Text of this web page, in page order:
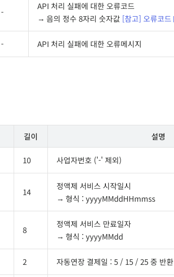
-
API 처리 실패에 대한 오류코드
음의 정수 8자리 숫자값 [참고] 오류코드
- API 처리 실패에 대한 오류메시지
길이 설명
10 사업자번호 ('-' 제외)
14
정액제 서비스 시작일시
형식 : yyyyMMddHHmmss
8
정액제 서비스 만료일자
형식 : yyyyMMdd
2 자동연장 결제일 : 5 / 15 / 25 중 반환